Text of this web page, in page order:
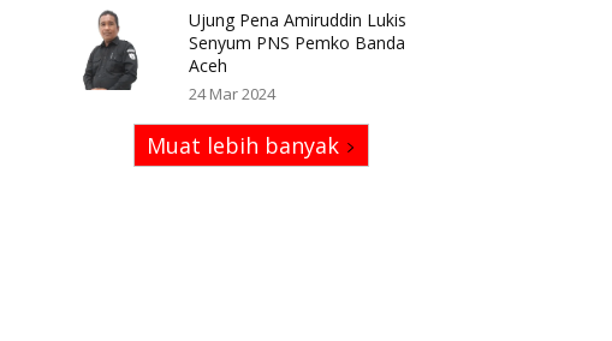
Ujung Pena Amiruddin Lukis
Senyum PNS Pemko Banda
Aceh
24 Mar 2024
Muat lebih banyak